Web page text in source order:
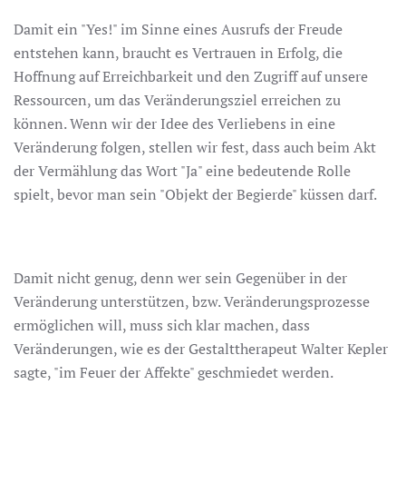
Damit ein "Yes!" im Sinne eines Ausrufs der Freude
entstehen kann, braucht es Vertrauen in Erfolg, die
Hoffnung auf Erreichbarkeit und den Zugriff auf unsere
Ressourcen, um das Veränderungsziel erreichen zu
können. Wenn wir der Idee des Verliebens in eine
Veränderung folgen, stellen wir fest, dass auch beim Akt
der Vermählung das Wort "Ja" eine bedeutende Rolle
spielt, bevor man sein "Objekt der Begierde" küssen darf.
Damit nicht genug, denn wer sein Gegenüber in der
Veränderung unterstützen, bzw. Veränderungsprozesse
ermöglichen will, muss sich klar machen, dass
Veränderungen, wie es der Gestalttherapeut Walter Kepler
sagte, "im Feuer der Affekte" geschmiedet werden.